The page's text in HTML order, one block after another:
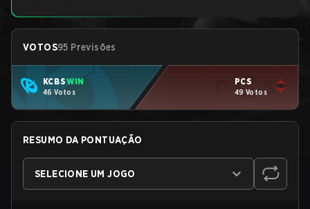
VOTOS95 Previsões
KCBSWIN
46 Votos
PCS
49 Votos
RESUMO DA PONTUAÇÃO
SELECIONE UM JOGO